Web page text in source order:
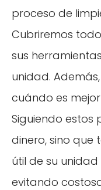
proceso de
Cubriremos
sus
unidad.
cuándo es
Siguiendo estos
dinero, sino
útil de su
evitando